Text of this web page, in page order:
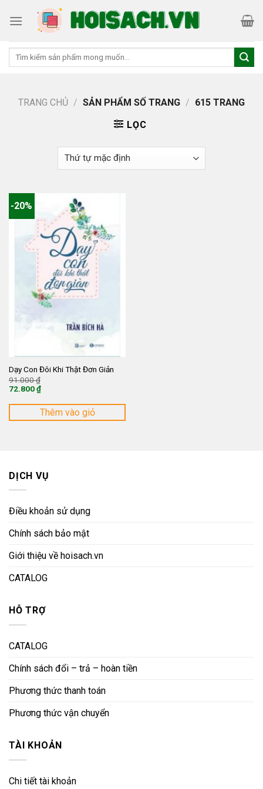
Tìm
TRANG CHỦ / SẢN PHẨM SỐ TRANG / 615 TRANG
LỌC
-20%
Dạy Con Đôi Khi Thật Đơn Giản
91.000₫
91.000 ₫.
72.800₫
hiện
là:
Thêm vào giỏ
DỊCH VỤ
Điều khoản sử dụng
Chính sách bảo mật
Giới thiệu về hoisach.vn
CATALOG
HỖ TRỢ
CATALOG
Chính sách đổi – trả – hoàn tiền
Phương thức thanh toán
Phương thức vận chuyển
TÀI KHOẢN
Chi tiết tài khoản